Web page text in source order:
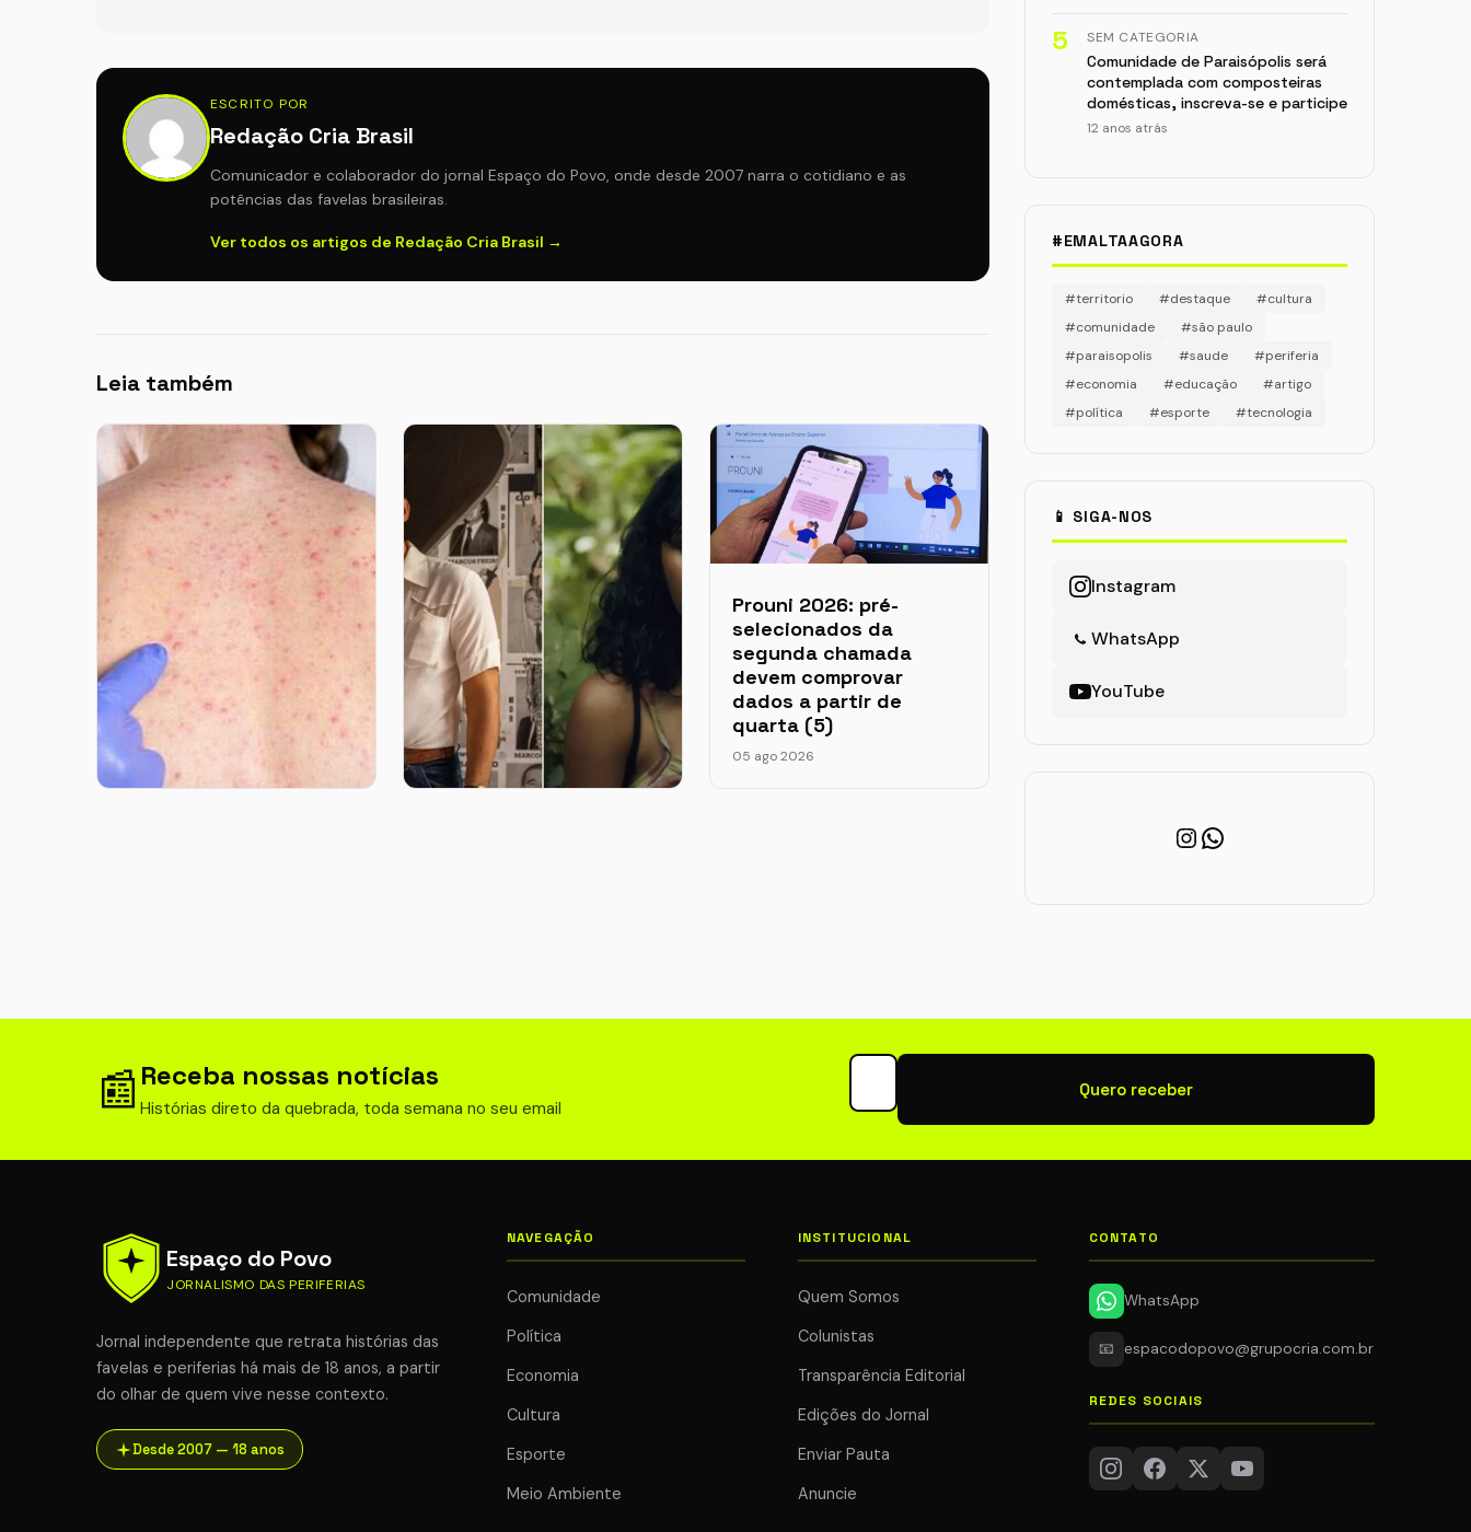
ESCRITO POR
Redação Cria Brasil
Comunicador e colaborador do jornal Espaço do Povo, onde desde 2007 narra o cotidiano e as
potências das favelas brasileiras.
Ver todos os artigos de Redação Cria Brasil →
Leia também
Prouni 2026: pré-
selecionados da
segunda chamada
devem comprovar
dados a partir de
quarta (5)
05 ago 2026
5 SEM CATEGORIA
Comunidade de Paraisópolis será
contemplada com composteiras
domésticas, inscreva-se e participe
12 anos atrás
#EMALTAAGORA
#territorio #destaque
#cultura
#comunidade
#são paulo
#paraisopolis
#saude
#periferia
#economia
#educação
#artigo
#política
#esporte #tecnologia
📱 SIGA-NOS
Instagram
WhatsApp
YouTube
Instagram
WhatsApp
📰 Receba nossas notícias
Histórias direto da quebrada, toda semana no seu email
Seu email para newsletter
Quero receber
Espaço do Povo
JORNALISMO DAS PERIFERIAS
Jornal independente que retrata histórias das
favelas e periferias há mais de 18 anos, a partir
do olhar de quem vive nesse contexto.
Desde 2007 — 18 anos
NAVEGAÇÃO
Comunidade
Política
Economia
Cultura
Esporte
Meio Ambiente
INSTITUCIONAL
Quem Somos
Colunistas
Transparência Editorial
Edições do Jornal
Enviar Pauta
Anuncie
CONTATO
WhatsApp
📧 espacodopovo@grupocria.com.br
REDES SOCIAIS